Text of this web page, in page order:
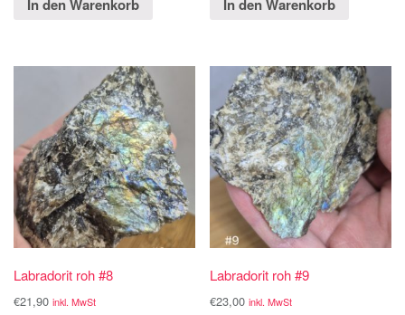
In den Warenkorb In den Warenkorb
Labradorit roh #8
€21,90 inkl. MwSt
Labradorit roh #9
€23,00 inkl. MwSt